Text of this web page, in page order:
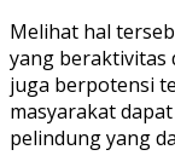
Melihat hal
yang beraktivitas
juga berpotensi
masyarakat
pelindung yang